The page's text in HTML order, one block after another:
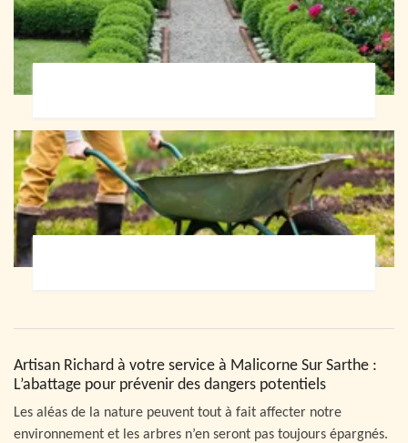
Artisan Richard à votre service à Malicorne Sur Sarthe :
L’abattage pour prévenir des dangers potentiels
Les aléas de la nature peuvent tout à fait affecter notre
environnement et les arbres n’en seront pas toujours épargnés.